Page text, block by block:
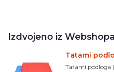
Izdvojeno iz Webshopa
Tatami
Tatami podloga